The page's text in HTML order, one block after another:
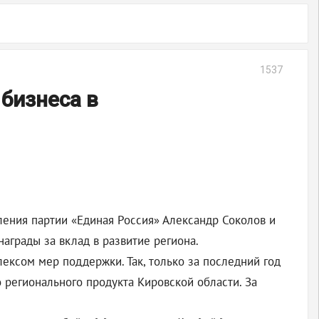
1537
в
партии «Единая Россия» Александр Соколов и
за вклад в развитие региона.
мер поддержки. Так, только за последний год
продукта Кировской области. За